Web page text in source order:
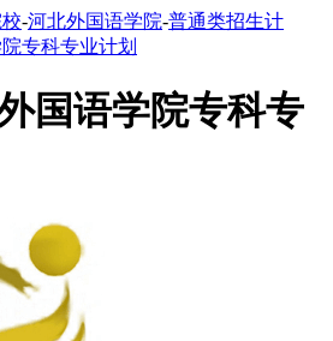
-河北外国语学院-普通类招生计
专科专业计划
国语学院专科专